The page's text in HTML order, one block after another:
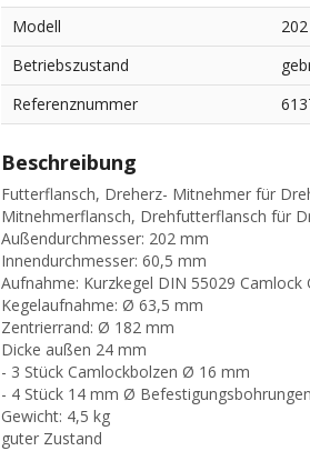
Modell
202
Betriebszustand
Referenznummer
Beschreibung
Futterflansch, Dreherz- Mitnehmer für
Mitnehmerflansch, Drehfutterflansch für
Außendurchmesser: 202 mm
Innendurchmesser: 60,5 mm
Aufnahme: Kurzkegel DIN 55029
Kegelaufnahme: Ø 63,5 mm
Zentrierrand: Ø 182 mm
Dicke außen 24 mm
- 3 Stück Camlockbolzen Ø 16 mm
- 4 Stück 14 mm Ø
Gewicht: 4,5 kg
guter Zustand